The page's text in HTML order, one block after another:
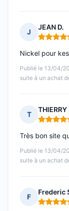
J
JEAN D.
Note : 5
Publié le 13/04/
suite à un achat
Nickel pour
T
THIERRY
Note : 5
Publié le 13/04/
suite à un achat
Très bon site
F
Frederic
Note : 5